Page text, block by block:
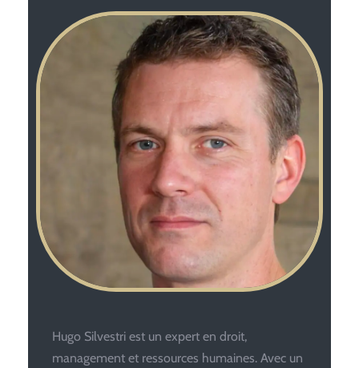
Hugo Silvestri est un expert en droit,
management et ressources humaines. Avec un